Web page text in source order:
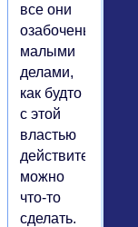
все они
озабочены
малыми
делами,
как будто
с этой
властью
действительно
можно
что-то
сделать.